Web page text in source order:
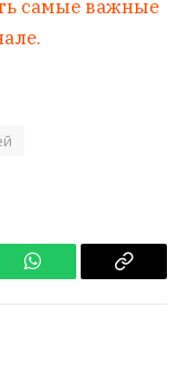
самые важные
WhatsApp Copy